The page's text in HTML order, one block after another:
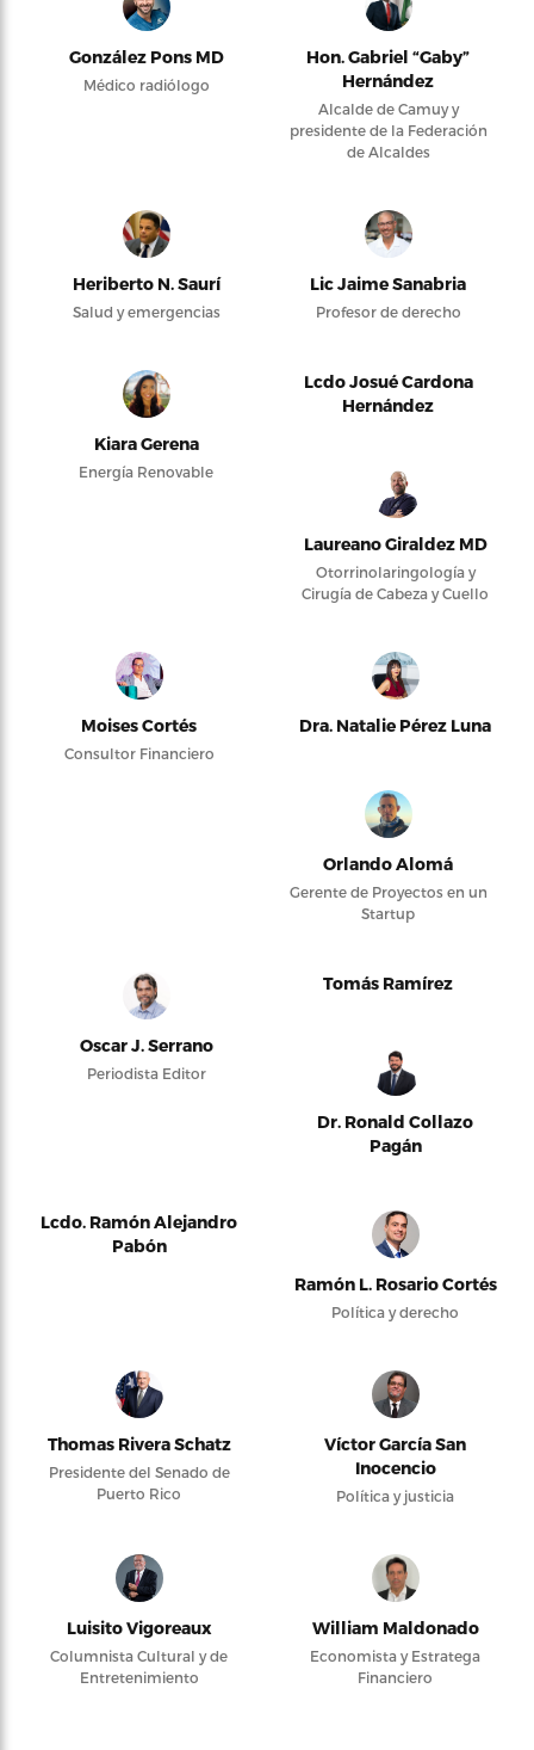
González Pons MD
Médico radiólogo
Hon. Gabriel “Gaby”
Hernández
Alcalde de Camuy y
presidente de la Federación
de Alcaldes
Heriberto N. Saurí
Salud y emergencias
Lic Jaime Sanabria
Profesor de derecho
Kiara Gerena
Energía Renovable
Lcdo Josué Cardona
Hernández
Laureano Giraldez MD
Otorrinolaringología y
Cirugía de Cabeza y Cuello
Moises Cortés
Consultor Financiero
Dra. Natalie Pérez Luna
Orlando Alomá
Gerente de Proyectos en un
Startup
Oscar J. Serrano
Periodista Editor
Tomás Ramírez
Dr. Ronald Collazo
Pagán
Lcdo. Ramón Alejandro
Pabón
Ramón L. Rosario Cortés
Política y derecho
Thomas Rivera Schatz
Presidente del Senado de
Puerto Rico
Víctor García San
Inocencio
Política y justicia
Luisito Vigoreaux
Columnista Cultural y de
Entretenimiento
William Maldonado
Economista y Estratega
Financiero